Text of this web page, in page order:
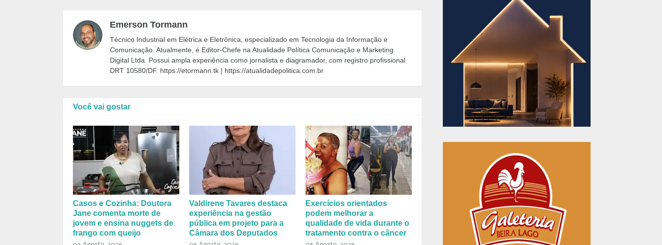
Emerson Tormann
Técnico Industrial em Elétrica e Eletrônica, especializado em Tecnologia da Informação e
Comunicação. Atualmente, é Editor-Chefe na Atualidade Política Comunicação e Marketing
Digital Ltda. Possui ampla experiência como jornalista e diagramador, com registro profissional
DRT 10580/DF. https://etormann.tk | https://atualidadepolitica.com.br
Você vai gostar
Casos e Cozinha: Doutora
Jane comenta morte de
jovem e ensina nuggets de
frango com queijo
Valdirene Tavares destaca
experiência na gestão
pública em projeto para a
Câmara dos Deputados
Exercícios orientados
podem melhorar a
qualidade de vida durante o
tratamento contra o câncer